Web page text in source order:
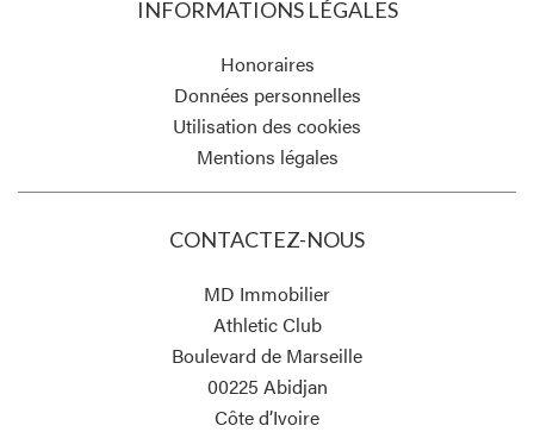
INFORMATIONS LÉGALES
Honoraires
Données personnelles
Utilisation des cookies
Mentions légales
CONTACTEZ-NOUS
MD Immobilier
Athletic Club
Boulevard de Marseille
00225 Abidjan
Côte d’Ivoire